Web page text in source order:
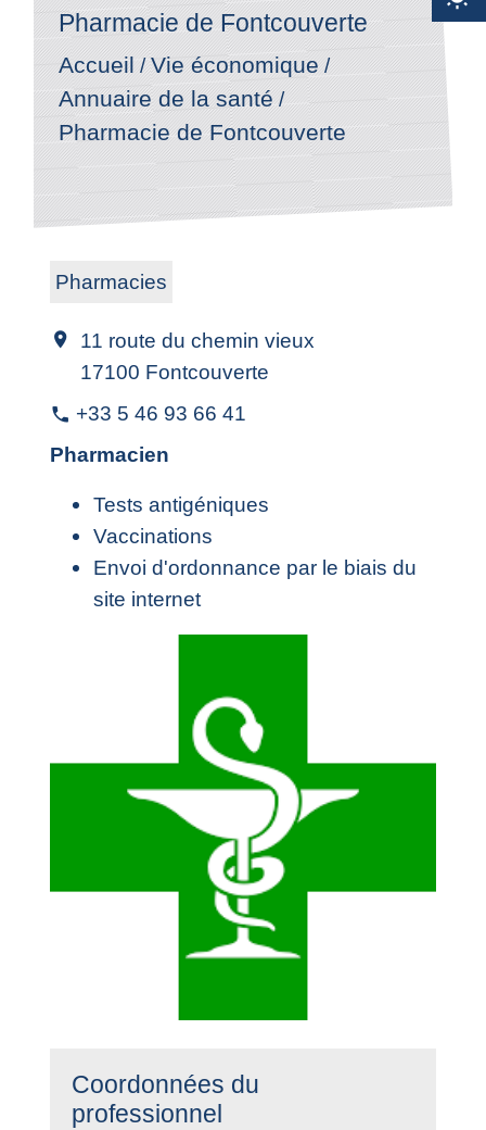
Pharmacie de Fontcouverte
Accueil /Vie économique /
Annuaire de la santé /
Pharmacie de Fontcouverte
Pharmacies
location_on
11 route du chemin vieux
17100 Fontcouverte
phone +33 5 46 93 66 41
Pharmacien
Tests antigéniques
Vaccinations
Envoi d'ordonnance par le biais du
site internet
Coordonnées du
professionnel